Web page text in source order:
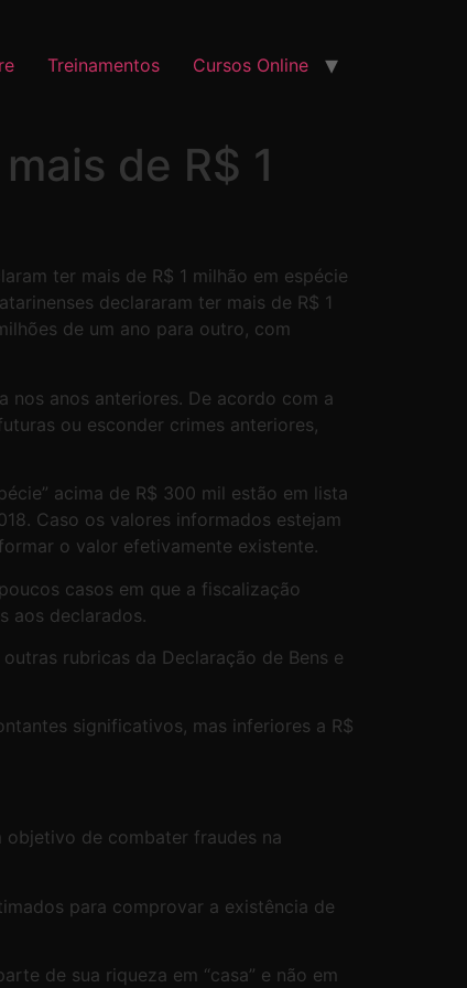
Treinamentos Cursos Online
de R$ 1
ter mais de R$ 1 milhão em espécie
declararam ter mais de R$ 1
de um ano para outro, com
nos anos anteriores. De acordo com a
ou esconder crimes anteriores,
acima de R$ 300 mil estão em lista
Caso os valores informados estejam
o valor efetivamente existente.
casos em que a fiscalização
aos declarados.
rubricas da Declaração de Bens e
significativos, mas inferiores a R$
objetivo de combater fraudes na
para comprovar a existência de
de sua riqueza em “casa” e não em